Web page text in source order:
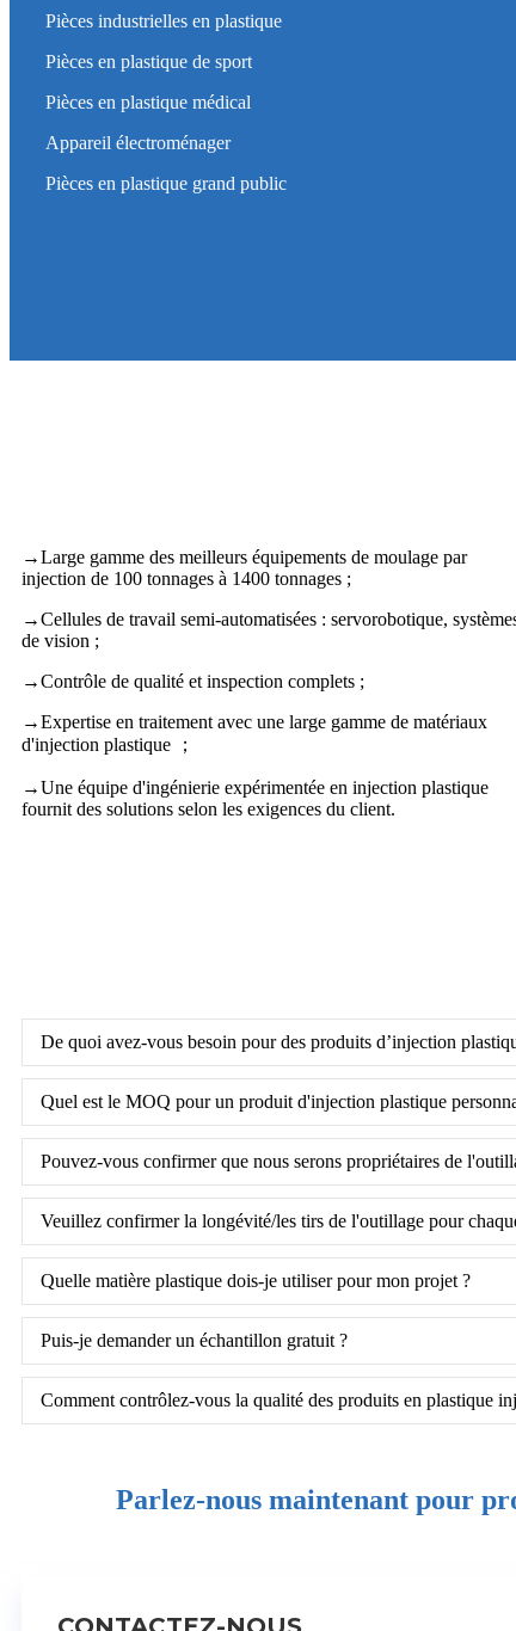
Pièces industrielles en plastique
Pièces en plastique de sport
Pièces en plastique médical
Appareil électroménager
Pièces en plastique grand public
→Large gamme des meilleurs équipements de moulage par
injection de 100 tonnages à 1400 tonnages ;
→Cellules de travail semi-automatisées : servorobotique,
de vision ;
→Contrôle de qualité et inspection complets ;
→Expertise en traitement avec une large gamme de matériaux
d'injection plastique ；
→Une équipe d'ingénierie expérimentée en injection plastique
fournit des solutions selon les exigences du client.
De quoi avez-vous besoin pour des produits d’injection
Quel est le MOQ pour un produit d'injection plastique
Pouvez-vous confirmer que nous serons propriétaires de
Veuillez confirmer la longévité/les tirs de l'outillage pour
Quelle matière plastique dois-je utiliser pour mon projet ?
Puis-je demander un échantillon gratuit ?
Comment contrôlez-vous la qualité des produits en plastique
Parlez-nous maintenant pour